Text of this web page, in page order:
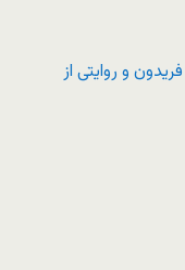
و روایتی از